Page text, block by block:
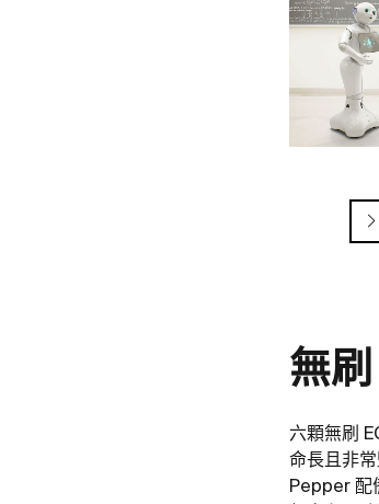
無
六顆無刷
命長且非常
Pepper 配